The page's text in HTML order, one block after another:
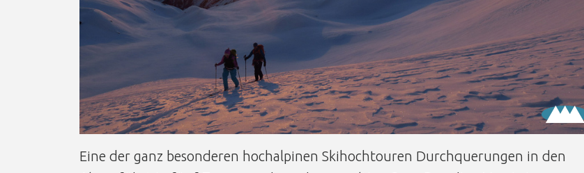
Eine der ganz besonderen hochalpinen Skihochtouren Durchquerungen in den